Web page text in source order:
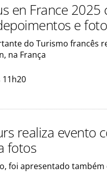
en France
e
do Turismo francês
na França
11h20
realiza evento
fotos
foi apresentado também